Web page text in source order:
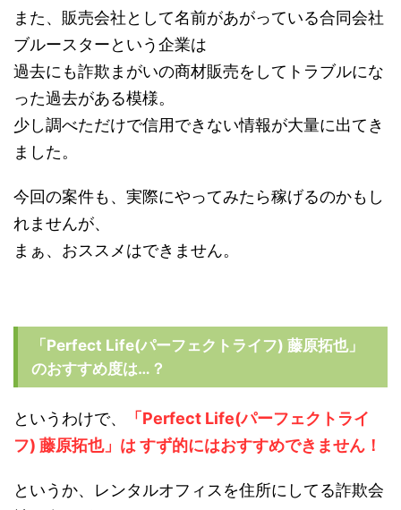
また、販売会社として名前があがっている合同会社
ブルースターという企業は
過去にも詐欺まがいの商材販売をしてトラブルにな
った過去がある模様。
少し調べただけで信用できない情報が大量に出てき
ました。
今回の案件も、実際にやってみたら稼げるのかもし
れませんが、
まぁ、おススメはできません。
「Perfect Life(パーフェクトライフ) 藤原拓也」
のおすすめ度は…？
というわけで、
「Perfect Life(パーフェクトライ
フ) 藤原拓也」は すず的にはおすすめできません！
というか、レンタルオフィスを住所にしてる詐欺会